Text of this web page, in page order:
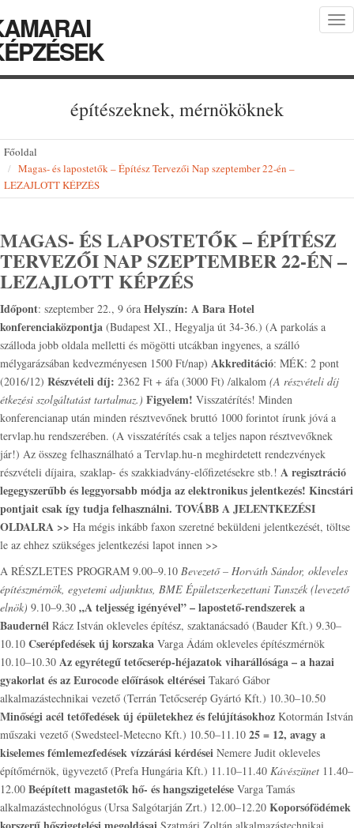
építészeknek, mérnököknek
Főoldal
Magas- és lapostetők – Építész Tervezői Nap szeptember 22-én –
LEZAJLOTT KÉPZÉS
MAGAS- ÉS LAPOSTETŐK – ÉPÍTÉSZ
TERVEZŐI NAP SZEPTEMBER 22-ÉN –
LEZAJLOTT KÉPZÉS
Időpont: szeptember 22., 9 óra Helyszín: A Bara Hotel
konferenciaközpontja (Budapest XI., Hegyalja út 34-36.) (A parkolás a
szálloda jobb oldala melletti és mögötti utcákban ingyenes, a szálló
mélygarázsában kedvezményesen 1500 Ft/nap) Akkreditáció: MÉK: 2 pont
(2016/12) Részvételi díj: 2362 Ft + áfa (3000 Ft) /alkalom (A részvételi díj
étkezési szolgáltatást tartalmaz.) Figyelem! Visszatérítés! Minden
konferencianap után minden résztvevőnek bruttó 1000 forintot írunk jóvá a
tervlap.hu rendszerében. (A visszatérítés csak a teljes napon résztvevőknek
jár!) Az összeg felhasználható a Tervlap.hu-n meghirdetett rendezvények
részvételi díjaira, szaklap- és szakkiadvány-előfizetésekre stb.! A regisztráció
legegyszerűbb és leggyorsabb módja az elektronikus jelentkezés! Kincstári
pontjait csak így tudja felhasználni. TOVÁBB A JELENTKEZÉSI
OLDALRA >> Ha mégis inkább faxon szeretné beküldeni jelentkezését, töltse
le az ehhez szükséges jelentkezési lapot innen >>
A RÉSZLETES PROGRAM 9.00–9.10 Bevezető – Horváth Sándor, okleveles
építészmérnök, egyetemi adjunktus, BME Épületszerkezettani Tanszék (levezető
elnök) 9.10–9.30 „A teljesség igényével” – lapostető-rendszerek a
Baudernél Rácz István okleveles építész, szaktanácsadó (Bauder Kft.) 9.30–
10.10 Cserépfedések új korszaka Varga Ádám okleveles építészmérnök
10.10–10.30 Az egyrétegű tetőcserép-héjazatok viharállósága – a hazai
gyakorlat és az Eurocode előírások eltérései Takaró Gábor
alkalmazástechnikai vezető (Terrán Tetőcserép Gyártó Kft.) 10.30–10.50
Minőségi acél tetőfedések új épületekhez és felújításokhoz Kotormán István
műszaki vezető (Swedsteel-Metecno Kft.) 10.50–11.10 25 = 12, avagy a
kiselemes fémlemezfedések vízzárási kérdései Nemere Judit okleveles
építőmérnök, ügyvezető (Prefa Hungária Kft.) 11.10–11.40 Kávészünet 11.40–
12.00 Beépített magastetők hő- és hangszigetelése Varga Tamás
alkalmazástechnológus (Ursa Salgótarján Zrt.) 12.00–12.20 Koporsófödémek